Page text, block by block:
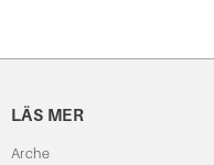
LÄS MER
Arche